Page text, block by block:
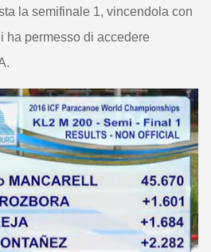
la semifinale 1, vincendola con
ha permesso di accedere